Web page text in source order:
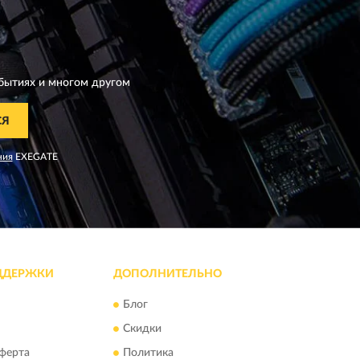
и многом другом
EXEGATE
ДОПОЛНИТЕЛЬНО
Блог
Скидки
Политика